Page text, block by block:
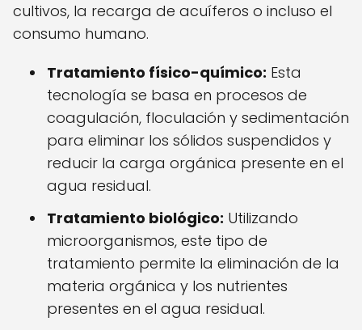
cultivos, la recarga de acuíferos o incluso el
consumo humano.
Tratamiento físico-químico: Esta
tecnología se basa en procesos de
coagulación, floculación y sedimentación
para eliminar los sólidos suspendidos y
reducir la carga orgánica presente en el
agua residual.
Tratamiento biológico: Utilizando
microorganismos, este tipo de
tratamiento permite la eliminación de la
materia orgánica y los nutrientes
presentes en el agua residual.